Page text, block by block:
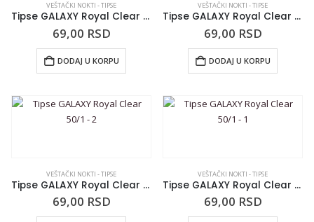
VEŠTAČKI NOKTI - TIPSE
Tipse GALAXY Royal Clear 50/1 – 4
69,00 RSD
DODAJ U KORPU
VEŠTAČKI NOKTI - TIPSE
Tipse GALAXY Royal Clear 50/1 – 3
69,00 RSD
DODAJ U KORPU
VEŠTAČKI NOKTI - TIPSE
Tipse GALAXY Royal Clear 50/1 – 2
69,00 RSD
VEŠTAČKI NOKTI - TIPSE
Tipse GALAXY Royal Clear 50/1 – 1
69,00 RSD